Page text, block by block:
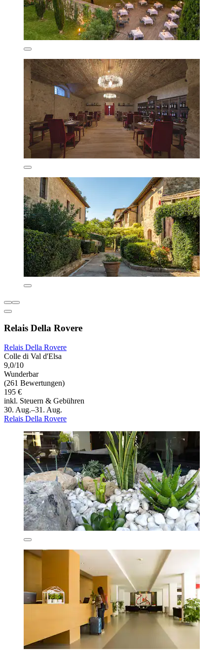
Relais Della Rovere
Relais Della Rovere
Colle di Val d'Elsa
9,0/10
Wunderbar
(261 Bewertungen)
195 €
inkl. Steuern & Gebühren
30. Aug.–31. Aug.
Relais Della Rovere